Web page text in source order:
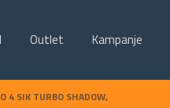
Outlet Kampanje
4 SIK TURBO SHADOW,